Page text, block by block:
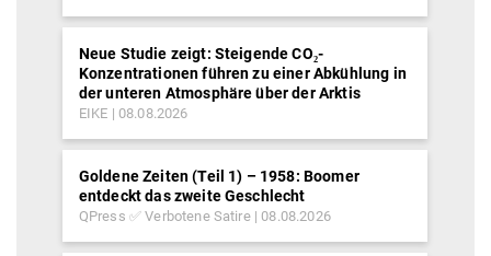
Neue Studie zeigt: Steigende CO₂-
Konzentrationen führen zu einer Abkühlung in
der unteren Atmosphäre über der Arktis
EIKE 08.08.2026
Goldene Zeiten (Teil 1) – 1958: Boomer
entdeckt das zweite Geschlecht
QPress ✅ Verbotene Satire 08.08.2026